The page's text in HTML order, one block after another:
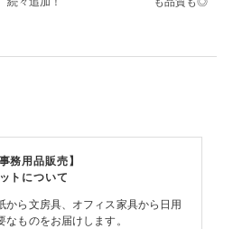
務用品販売】
トについて
から文房具、オフィス家具から日用
ものをお届けします。